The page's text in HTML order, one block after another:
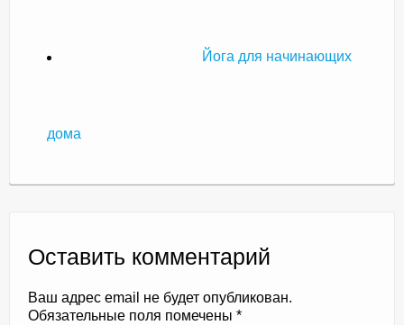
Йога для начинающих
дома
Оставить комментарий
Ваш адрес email не будет опубликован.
Обязательные поля помечены *